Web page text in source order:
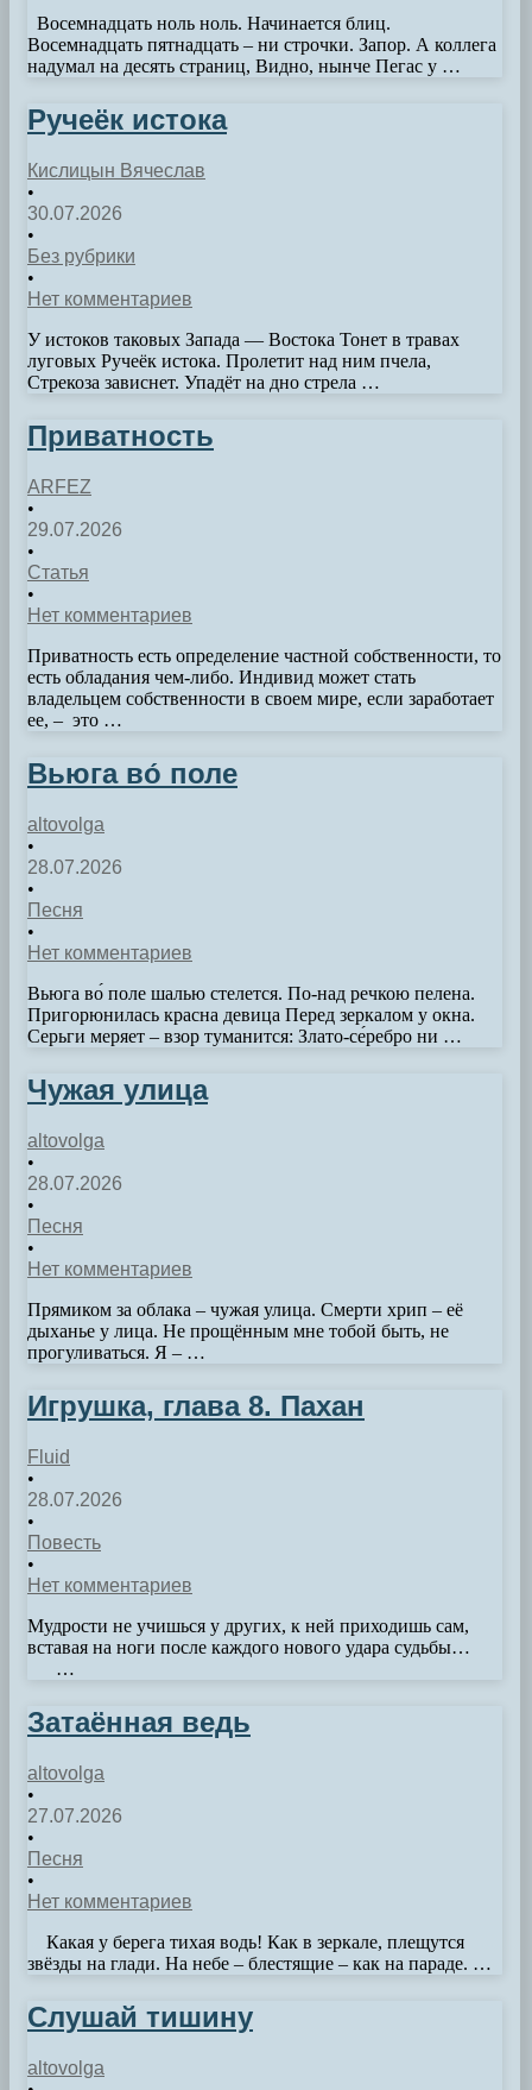
Восемнадцать ноль ноль. Начинается блиц.
Восемнадцать пятнадцать – ни строчки. Запор. А коллега
надумал на десять страниц, Видно, нынче Пегас у …
Ручеёк истока
Кислицын Вячеслав
•
30.07.2026
•
Без рубрики
•
Нет комментариев
У истоков таковых Запада — Востока Тонет в травах
луговых Ручеёк истока. Пролетит над ним пчела,
Стрекоза зависнет. Упадёт на дно стрела …
Приватность
ARFEZ
•
29.07.2026
•
Статья
•
Нет комментариев
Приватность есть определение частной собственности, то
есть обладания чем-либо. Индивид может стать
владельцем собственности в своем мире, если заработает
ее, – это …
Вьюга во́ поле
altovolga
•
28.07.2026
•
Песня
•
Нет комментариев
Вьюга во́ поле шалью стелется. По-над речкою пелена.
Пригорюнилась красна девица Перед зеркалом у окна.
Серьги меряет – взор туманится: Злато-се́ребро ни …
Чужая улица
altovolga
•
28.07.2026
•
Песня
•
Нет комментариев
Прямиком за облака – чужая улица. Смерти хрип – её
дыханье у лица. Не прощённым мне тобой быть, не
прогуливаться. Я – …
Игрушка, глава 8. Пахан
Fluid
•
28.07.2026
•
Повесть
•
Нет комментариев
Мудрости не учишься у других, к ней приходишь сам,
вставая на ноги после каждого нового удара судьбы…
…
Затаённая ведь
altovolga
•
27.07.2026
•
Песня
•
Нет комментариев
Какая у берега тихая водь! Как в зеркале, плещутся
звёзды на глади. На небе – блестящие – как на параде. …
Слушай тишину
altovolga